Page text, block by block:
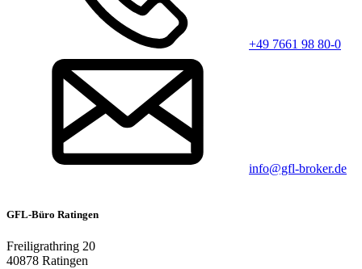
+49 7661 98 80-0
info@gfl-broker.de
GFL-Büro Ratingen
Freiligrathring 20
40878 Ratingen